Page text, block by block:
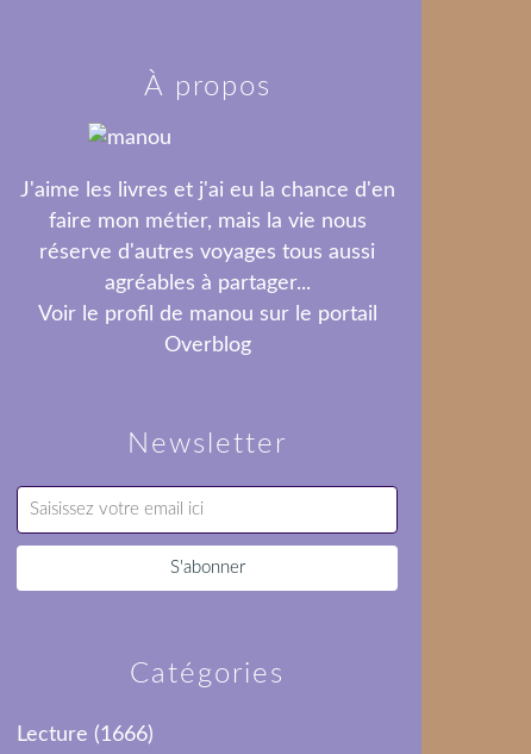
Newsletter
Catégories
Lecture (1666)
À propos
J'aime les livres et j'ai eu la chance d'en
faire mon métier, mais la vie nous
réserve d'autres voyages tous aussi
agréables à partager...
Voir le profil de manou sur le portail
Overblog